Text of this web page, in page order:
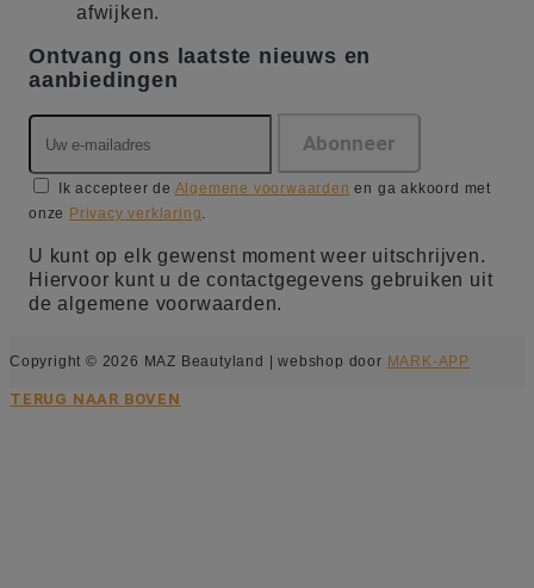
afwijken.
Ontvang ons laatste nieuws en
aanbiedingen
Ik accepteer de Algemene voorwaarden en ga akkoord met
onze Privacy verklaring.
U kunt op elk gewenst moment weer uitschrijven.
Hiervoor kunt u de contactgegevens gebruiken uit
de algemene voorwaarden.
Copyright © 2026 MAZ Beautyland | webshop door MARK-APP
TERUG NAAR BOVEN